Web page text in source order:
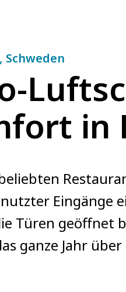
in
Schweden
Eingänge
Türen geöffnet
ganze Jahr